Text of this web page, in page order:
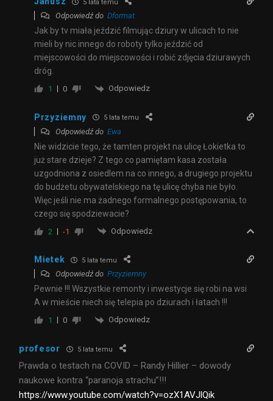
5 lata temu
Odpowiedź do Dformat
Jak by tv miała jeździć filmując dziury w ulicach to nie
mieli by nic innego do roboty tylko jeździć od
miejscowości do miejscowości i robić zdjęcia dziurawych
dróg.
1 0 Odpowiedz
Przyziemny 5 lata temu
Odpowiedź do Ewa
Nie widzicie tego, że tamten projekt na ulicę Łokietka to
już stare dzieje? Z tego co pamiętam kasa została
uzgodniona z osiedlem na co innego, a drugiego projektu
do budżetu obywatelskiego na tę ulicę chyba nie było.
Więc jeśli nie ma żadnego formalnego postępowania, to
czego się spodziewacie?
2 -1 Odpowiedz
Mietek 5 lata temu
Odpowiedź do Przyziemny
Pewnie !!! Wszystkie remonty i inwestycje się robi na wsi
A w mieście niech się telepia po dziurach i łatach !!!
1 0 Odpowiedz
profesor 5 lata temu
Prawda o testach na COVID – Randy Hillier – dowody
naukowe kontra “paranoja strachu”!!!
https://www.youtube.com/watch?v=ozX1AVJlQik